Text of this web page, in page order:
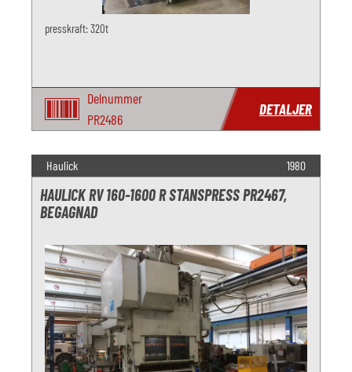
presskraft: 320t
Delnummer
PR2486
DETALJER
Haulick 1980
HAULICK RV 160-1600 R STANSPRESS PR2467,
BEGAGNAD